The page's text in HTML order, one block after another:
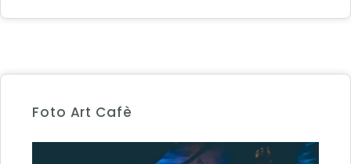
Foto Art Cafè